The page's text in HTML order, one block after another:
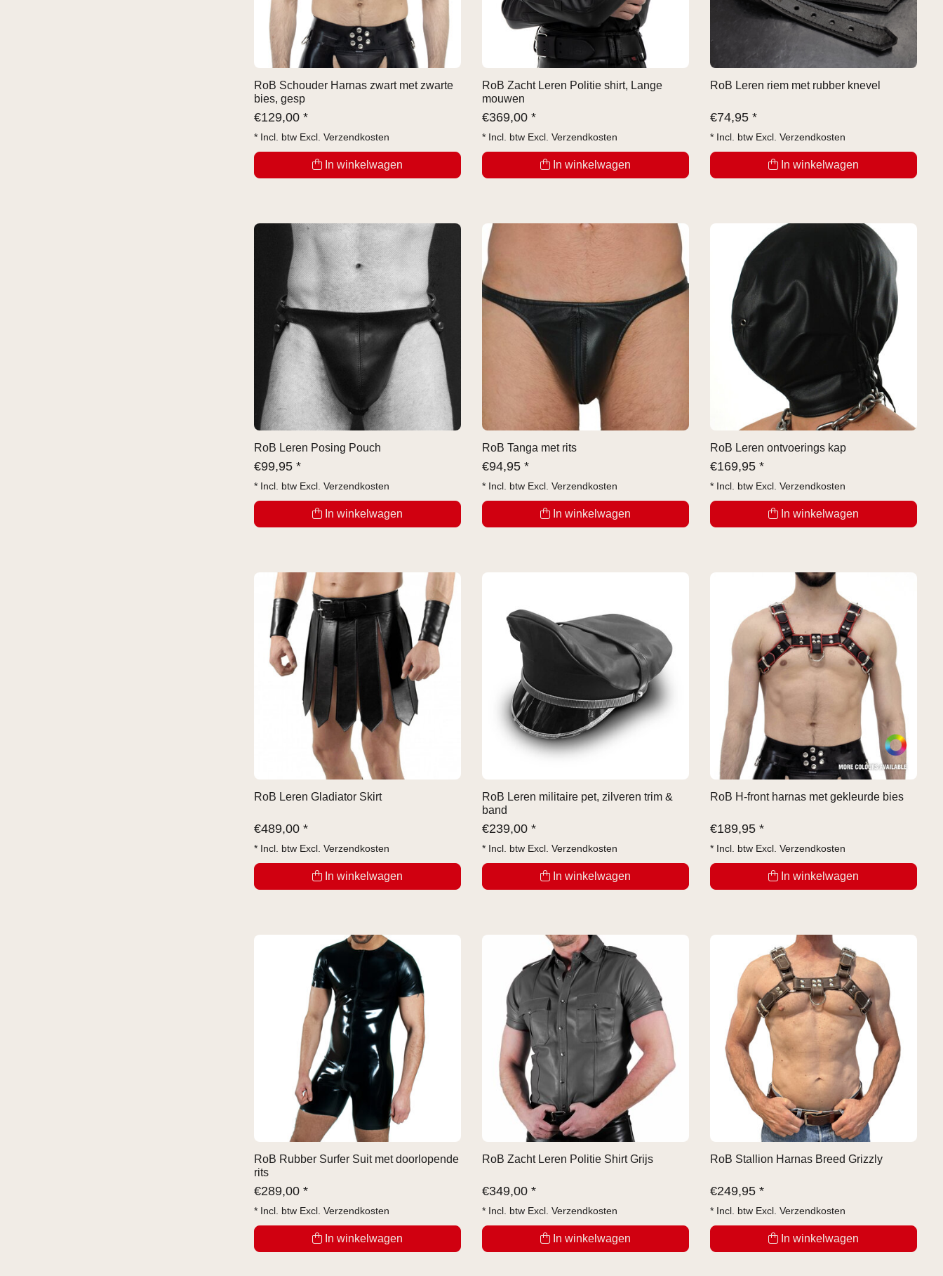
RoB Schouder Harnas zwart met zwarte
bies, gesp
€129,00 *
* Incl. btw Excl. Verzendkosten
In winkelwagen
RoB Zacht Leren Politie shirt, Lange
mouwen
€369,00 *
* Incl. btw Excl. Verzendkosten
In winkelwagen
RoB Leren riem met rubber knevel
€74,95 *
* Incl. btw Excl. Verzendkosten
In winkelwagen
RoB Leren Posing Pouch
€99,95 *
* Incl. btw Excl. Verzendkosten
In winkelwagen
RoB Tanga met rits
€94,95 *
* Incl. btw Excl. Verzendkosten
In winkelwagen
RoB Leren ontvoerings kap
€169,95 *
* Incl. btw Excl. Verzendkosten
In winkelwagen
RoB Leren Gladiator Skirt
€489,00 *
* Incl. btw Excl. Verzendkosten
In winkelwagen
RoB Leren militaire pet, zilveren trim &
band
€239,00 *
* Incl. btw Excl. Verzendkosten
In winkelwagen
RoB H-front harnas met gekleurde bies
€189,95 *
* Incl. btw Excl. Verzendkosten
In winkelwagen
RoB Rubber Surfer Suit met doorlopende
rits
€289,00 *
* Incl. btw Excl. Verzendkosten
In winkelwagen
RoB Zacht Leren Politie Shirt Grijs
€349,00 *
* Incl. btw Excl. Verzendkosten
In winkelwagen
RoB Stallion Harnas Breed Grizzly
€249,95 *
* Incl. btw Excl. Verzendkosten
In winkelwagen